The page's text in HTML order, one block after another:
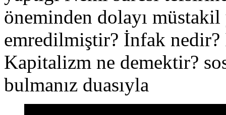
öneminden dolayı müstakil
emredilmiştir? İnfak
Kapitalizm ne demektir?
bulmanız duasıyla